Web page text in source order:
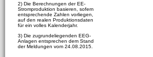
2) Die Berechnungen der EE-
Stromproduktion basieren, sofern
entsprechende Zahlen vorliegen,
auf den realen Produktionsdaten
für ein volles Kalenderjahr.
3) Die zugrundeliegenden EEG-
Anlagen entsprechen dem Stand
der Meldungen vom 24.08.2015.